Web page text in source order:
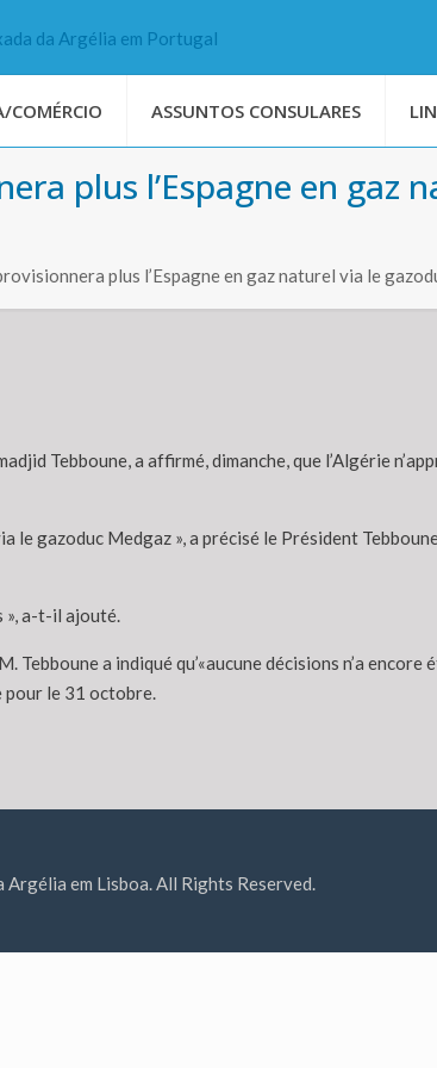
COMÉRCIO ASSUNTOS CONSULARES
plus l’Espagne en gaz
plus l’Espagne en gaz naturel via le
Tebboune, a affirmé, dimanche, que l’Algérie
gazoduc Medgaz », a précisé le Président
», a-t-il ajouté.
a indiqué qu’«aucune décisions n’a
pour le 31 octobre.
em Lisboa. All Rights Reserved.